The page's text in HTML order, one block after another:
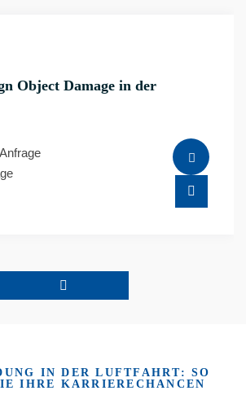
Object Damage in der
IN DER LUFTFAHRT: SO
IHRE KARRIERECHANCEN